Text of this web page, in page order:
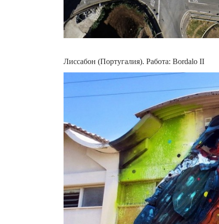
Лиссабон (Португалия). Работа: Bordalo II